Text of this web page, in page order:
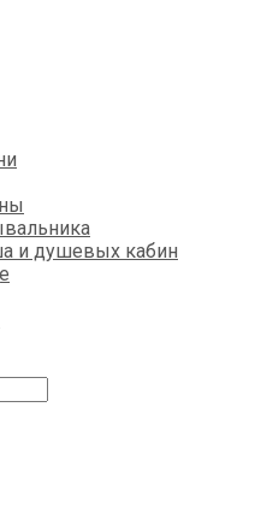
и душевых кабин